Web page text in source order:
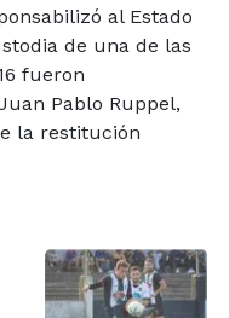
al Estado
de una de las
fueron
Pablo Ruppel,
la restitución